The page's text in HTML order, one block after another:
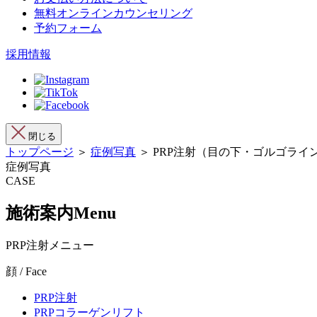
無料オンラインカウンセリング
予約フォーム
採用情報
閉じる
トップページ ＞ 症例写真 ＞ PRP注射（目の下・ゴルゴライ
症例写真
CASE
施術案内Menu
PRP注射メニュー
顔 / Face
PRP注射
PRPコラーゲンリフト